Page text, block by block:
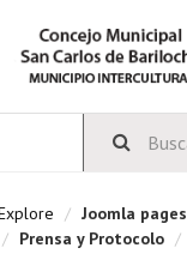
/ Joomla pages
/ Prensa y Protocolo /